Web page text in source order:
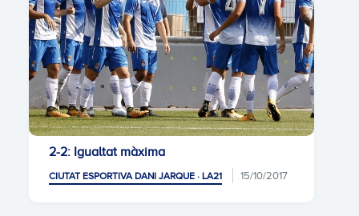
2-2: Igualtat màxima
CIUTAT ESPORTIVA DANI JARQUE · LA21 15/10/2017